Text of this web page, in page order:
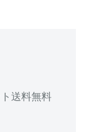
送料無料